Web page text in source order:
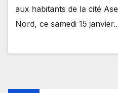
aux habitants de la cité
Nord, ce samedi 15